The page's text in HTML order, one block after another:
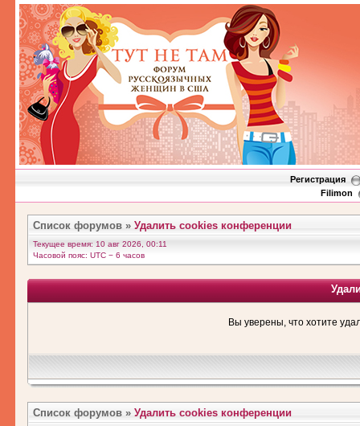
Регистрация
Filimon
Список форумов » Удалить cookies конференции
Текущее время: 10 авг 2026, 00:11
Часовой пояс: UTC − 6 часов
Вы уверены, что хотите
Список форумов » Удалить cookies конференции